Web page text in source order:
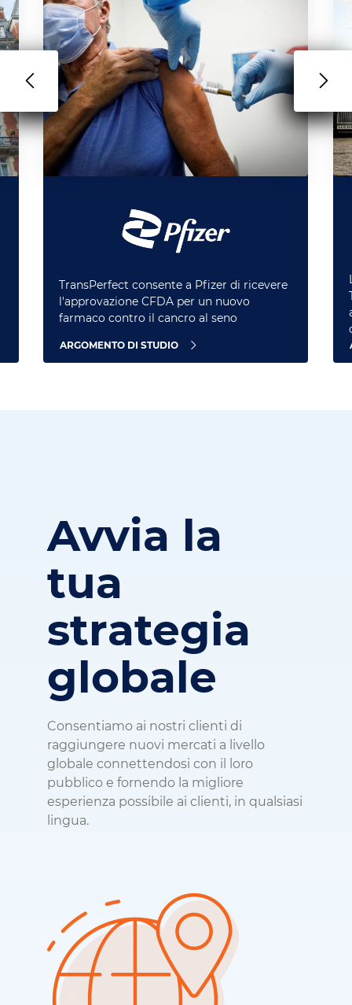
TransPerfect consente a Pfizer di ricevere
l'approvazione CFDA per un nuovo
farmaco contro il cancro al seno
ARGOMENTO DI STUDIO
Avvia la
tua
strategia
globale
Consentiamo ai nostri clienti di
raggiungere nuovi mercati a livello
globale connettendosi con il loro
pubblico e fornendo la migliore
esperienza possibile ai clienti, in qualsiasi
lingua.